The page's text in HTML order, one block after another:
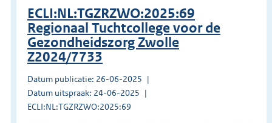
ECLI:NL:TGZRZWO:2025:69
Regionaal Tuchtcollege voor de
Gezondheidszorg Zwolle
Z2024/7733
Datum publicatie: 26-06-2025
Datum uitspraak: 24-06-2025
ECLI:NL:TGZRZWO:2025:69